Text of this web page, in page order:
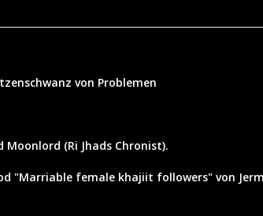
von Problemen
(Ri Jhads Chronist).
"Marriable female khajiit followers" von